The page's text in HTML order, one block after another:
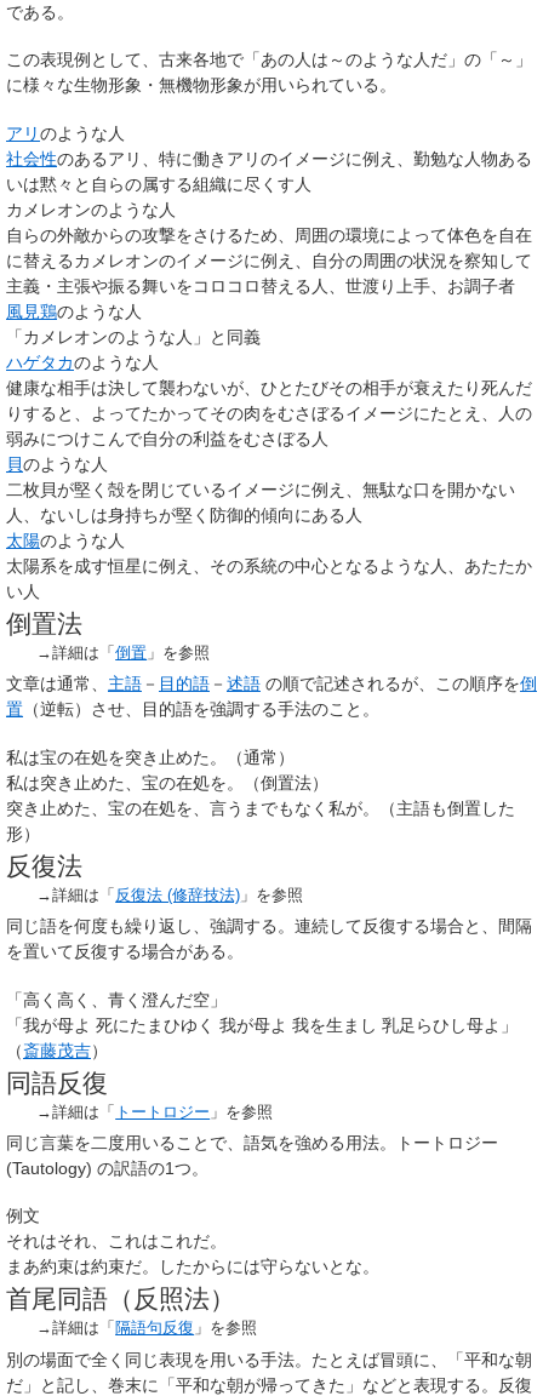
である。
この表現例として、古来各地で「あの人は～のような人だ」の「～」
に様々な生物形象・無機物形象が用いられている。
アリのような人
社会性のあるアリ、特に働きアリのイメージに例え、勤勉な人物ある
いは黙々と自らの属する組織に尽くす人
カメレオンのような人
自らの外敵からの攻撃をさけるため、周囲の環境によって体色を自在
に替えるカメレオンのイメージに例え、自分の周囲の状況を察知して
主義・主張や振る舞いをコロコロ替える人、世渡り上手、お調子者
風見鶏のような人
「カメレオンのような人」と同義
ハゲタカのような人
健康な相手は決して襲わないが、ひとたびその相手が衰えたり死んだ
りすると、よってたかってその肉をむさぼるイメージにたとえ、人の
弱みにつけこんで自分の利益をむさぼる人
貝のような人
二枚貝が堅く殻を閉じているイメージに例え、無駄な口を開かない
人、ないしは身持ちが堅く防御的傾向にある人
太陽のような人
太陽系を成す恒星に例え、その系統の中心となるような人、あたたか
い人
倒置法
→詳細は「倒置 」を参照
文章は通常、 主語 － 目的語 － 述語 の順で記述されるが、この順序を倒
置 （逆転）させ、目的語を強調する手法のこと。
私は宝の在処を突き止めた。（通常）
私は突き止めた、宝の在処を。（倒置法）
突き止めた、宝の在処を、言うまでもなく私が。（主語も倒置した
形）
反復法
→詳細は「 反復法 (修辞技法) 」を参照
同じ語を何度も繰り返し、強調する。連続して反復する場合と、間隔
を置いて反復する場合がある。
「高く高く、青く澄んだ空」
「我が母よ 死にたまひゆく 我が母よ 我を生まし 乳足らひし母よ」
（斎藤茂吉）
同語反復
→詳細は「 トートロジー 」を参照
同じ言葉を二度用いることで、語気を強める用法。トートロジー
(Tautology) の訳語の1つ。
例文
それはそれ、これはこれだ。
まあ約束は約束だ。したからには守らないとな。
首尾同語（反照法）
→詳細は「 隔語句反復 」を参照
別の場面で全く同じ表現を用いる手法。たとえば冒頭に、「平和な朝
だ」と記し、巻末に「平和な朝が帰ってきた」などと表現する。反復